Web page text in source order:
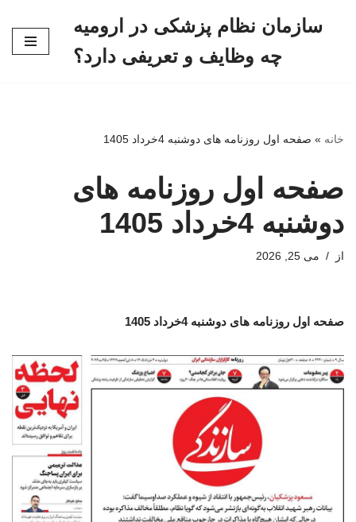
سازمان نظام پزشکی در ارومیه
چه وظایف و تعریفی دارد؟
خانه » صفحه اول روزنامه های دوشنبه 4خرداد 1405
صفحه اول روزنامه های
دوشنبه 4خرداد 1405
از می 25, 2026
صفحه اول روزنامه های دوشنبه 4خرداد 1405